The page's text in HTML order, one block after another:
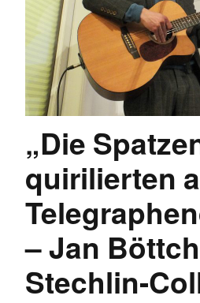
„Die
quirilierten
– Jan
Stechlin-